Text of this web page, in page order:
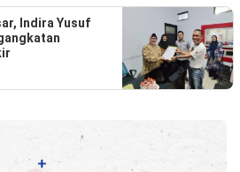
Indira Yusuf